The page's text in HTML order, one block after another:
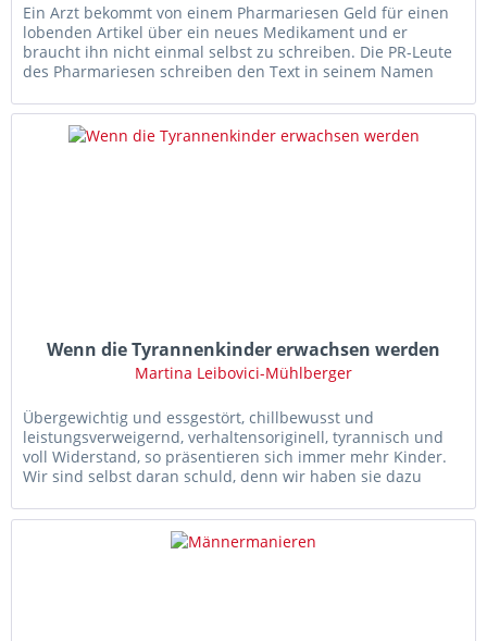
Ein Arzt bekommt von einem Pharmariesen Geld für einen
lobenden Artikel über ein neues Medikament und er
braucht ihn nicht einmal selbst zu schreiben. Die PR-Leute
des Pharmariesen schreiben den Text in seinem Namen
Wenn die Tyrannenkinder erwachsen werden
Martina Leibovici-Mühlberger
Übergewichtig und essgestört, chillbewusst und
leistungsverweigernd, verhaltensoriginell, tyrannisch und
voll Widerstand, so präsentieren sich immer mehr Kinder.
Wir sind selbst daran schuld, denn wir haben sie dazu